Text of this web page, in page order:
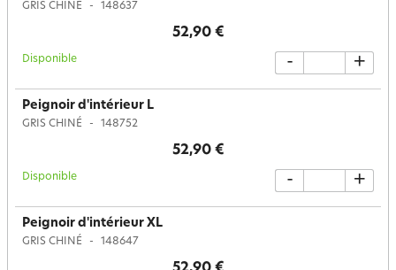
GRIS CHINÉ 148637
52,90 €
Disponible - +
Peignoir d'intérieur L
GRIS CHINÉ 148752
52,90 €
Disponible - +
Peignoir d'intérieur XL
GRIS CHINÉ 148647